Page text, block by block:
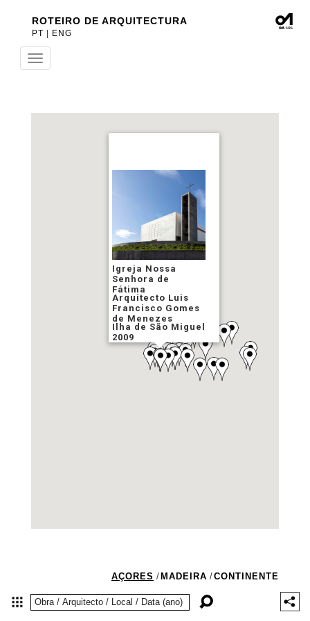
ROTEIRO DE ARQUITECTURA
PT ENG
Toggle
navigation
Igreja Nossa
Senhora de
Fátima
Arquitecto Luis
Francisco Gomes
de Menezes
Ilha de São Miguel
2009
CONTINENTE
MADEIRA
/
AÇORES /